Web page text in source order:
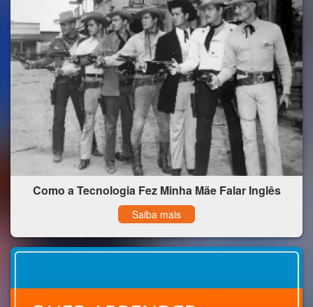
Como a Tecnologia Fez Minha Mãe Falar Inglês
Saiba mais